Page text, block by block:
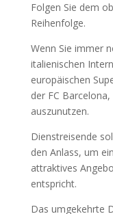
Folgen Sie dem
Reihenfolge.
Wenn Sie immer
italienischen
europäischen
der FC
auszunutzen.
Dienstreisende
den Anlass, um
attraktives
entspricht.
Das umgekehrte